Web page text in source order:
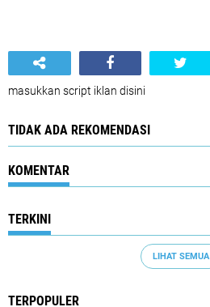
masukkan script iklan disini
TIDAK ADA REKOMENDASI
KOMENTAR
TERKINI
LIHAT SEMUA
TERPOPULER